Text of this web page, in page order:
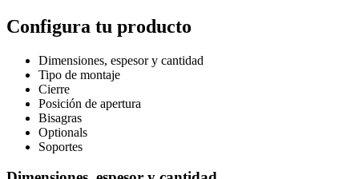
Configura tu producto
Dimensiones, espesor y cantidad
Tipo de montaje
Cierre
Posición de apertura
Bisagras
Optionals
Soportes